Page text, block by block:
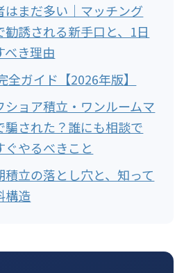
はまだ多い｜マッチング
勧誘される新手口と、1日
べき理由
全ガイド【2026年版】
ショア積立・ワンルームマ
騙された？誰にも相談で
ぐやるべきこと
立の落とし穴と、知って
構造